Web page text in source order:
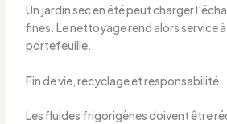
Un jardin sec en été peut charger
fines. Le nettoyage rend alors service
portefeuille.
Fin de vie, recyclage et responsabilité
Les fluides frigorigènes doivent être